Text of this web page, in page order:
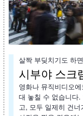
살짝 부딪치기도 하
시부야 스크
영화나 뮤직비디오
대 놓칠 수 없습니다
고, 모두 일제히 건